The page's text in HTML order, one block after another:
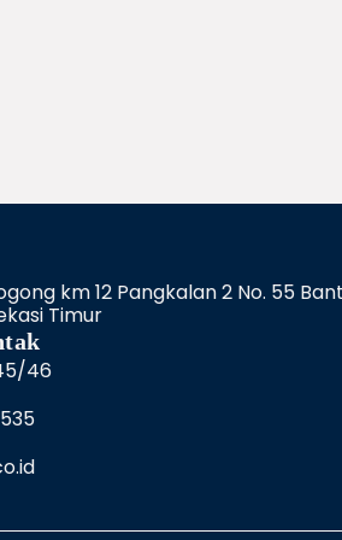
km 12 Pangkalan 2 No. 55
Timur
46